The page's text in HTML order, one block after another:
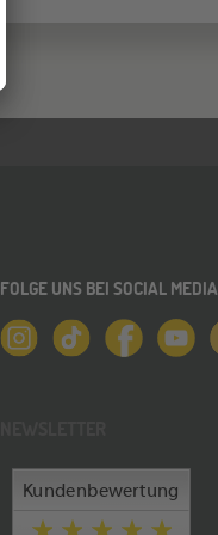
FOLGE UNS BEI SOCIAL MEDIA